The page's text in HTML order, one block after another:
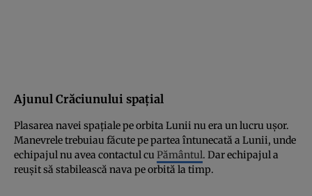
Ajunul Crăciunului spaţial
Plasarea navei spaţiale pe orbita Lunii nu era un lucru uşor.
Manevrele trebuiau făcute pe partea întunecată a Lunii, unde
echipajul nu avea contactul cu Pământul. Dar echipajul a
reuşit să stabilească nava pe orbită la timp.